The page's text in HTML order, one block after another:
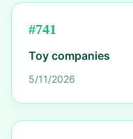
#741
Toy companies
5/11/2026